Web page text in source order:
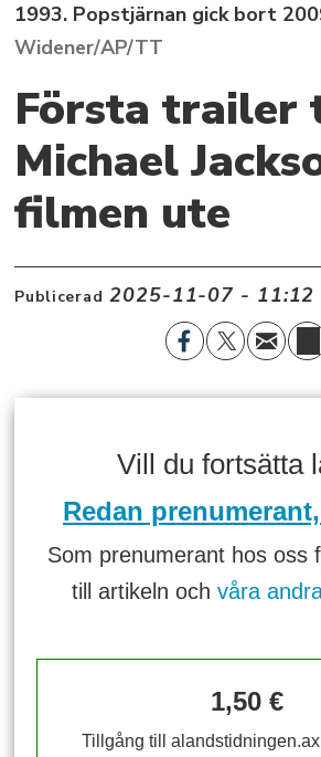
1993. Popstjärnan gick bort
Widener/AP/TT
Första trailer
Michael
filmen ute
Publicerad 2025-11-07 - 11:12
Vill du fortsätta
Redan
Som prenumerant hos oss
till artikeln och våra
1,50 €
Tillgång till alandstidningen.ax